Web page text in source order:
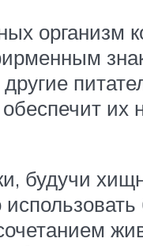
организм
будучи